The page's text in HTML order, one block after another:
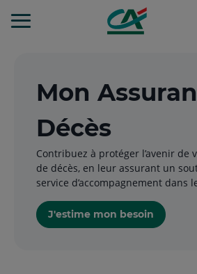
au
de
page
Mon
Décès
Contribuez à protéger l’avenir de
de décès, en leur assurant un
service d’accompagnement dans
J'estime mon besoin